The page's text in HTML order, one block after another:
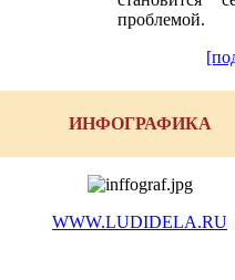
ИНФОГРАФИКА
WWW.LUDIDELA.RU